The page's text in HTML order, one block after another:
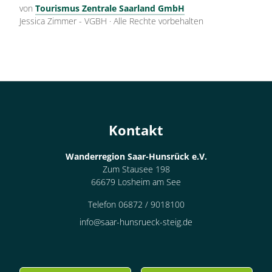
Wander-Einstieg in Frauenberg:
Rufbus (06131-4948455, Voranmeldung bis 2 h vor
unterwww.rnn.info– Fahrkartentipps: Single- oder
Routenplaner der Deutschen Bahn
von Tourismus Zentrale Saarland GmbH
Jessica Zimmer - VGBH · Alle Rechte vorbehalten
Kontakt
Wanderregion Saar-Hunsrück e.V.
Zum Stausee 198
66679 Losheim am See
Telefon 06872 / 9018100
info@saar-hunsrueck-steig.de